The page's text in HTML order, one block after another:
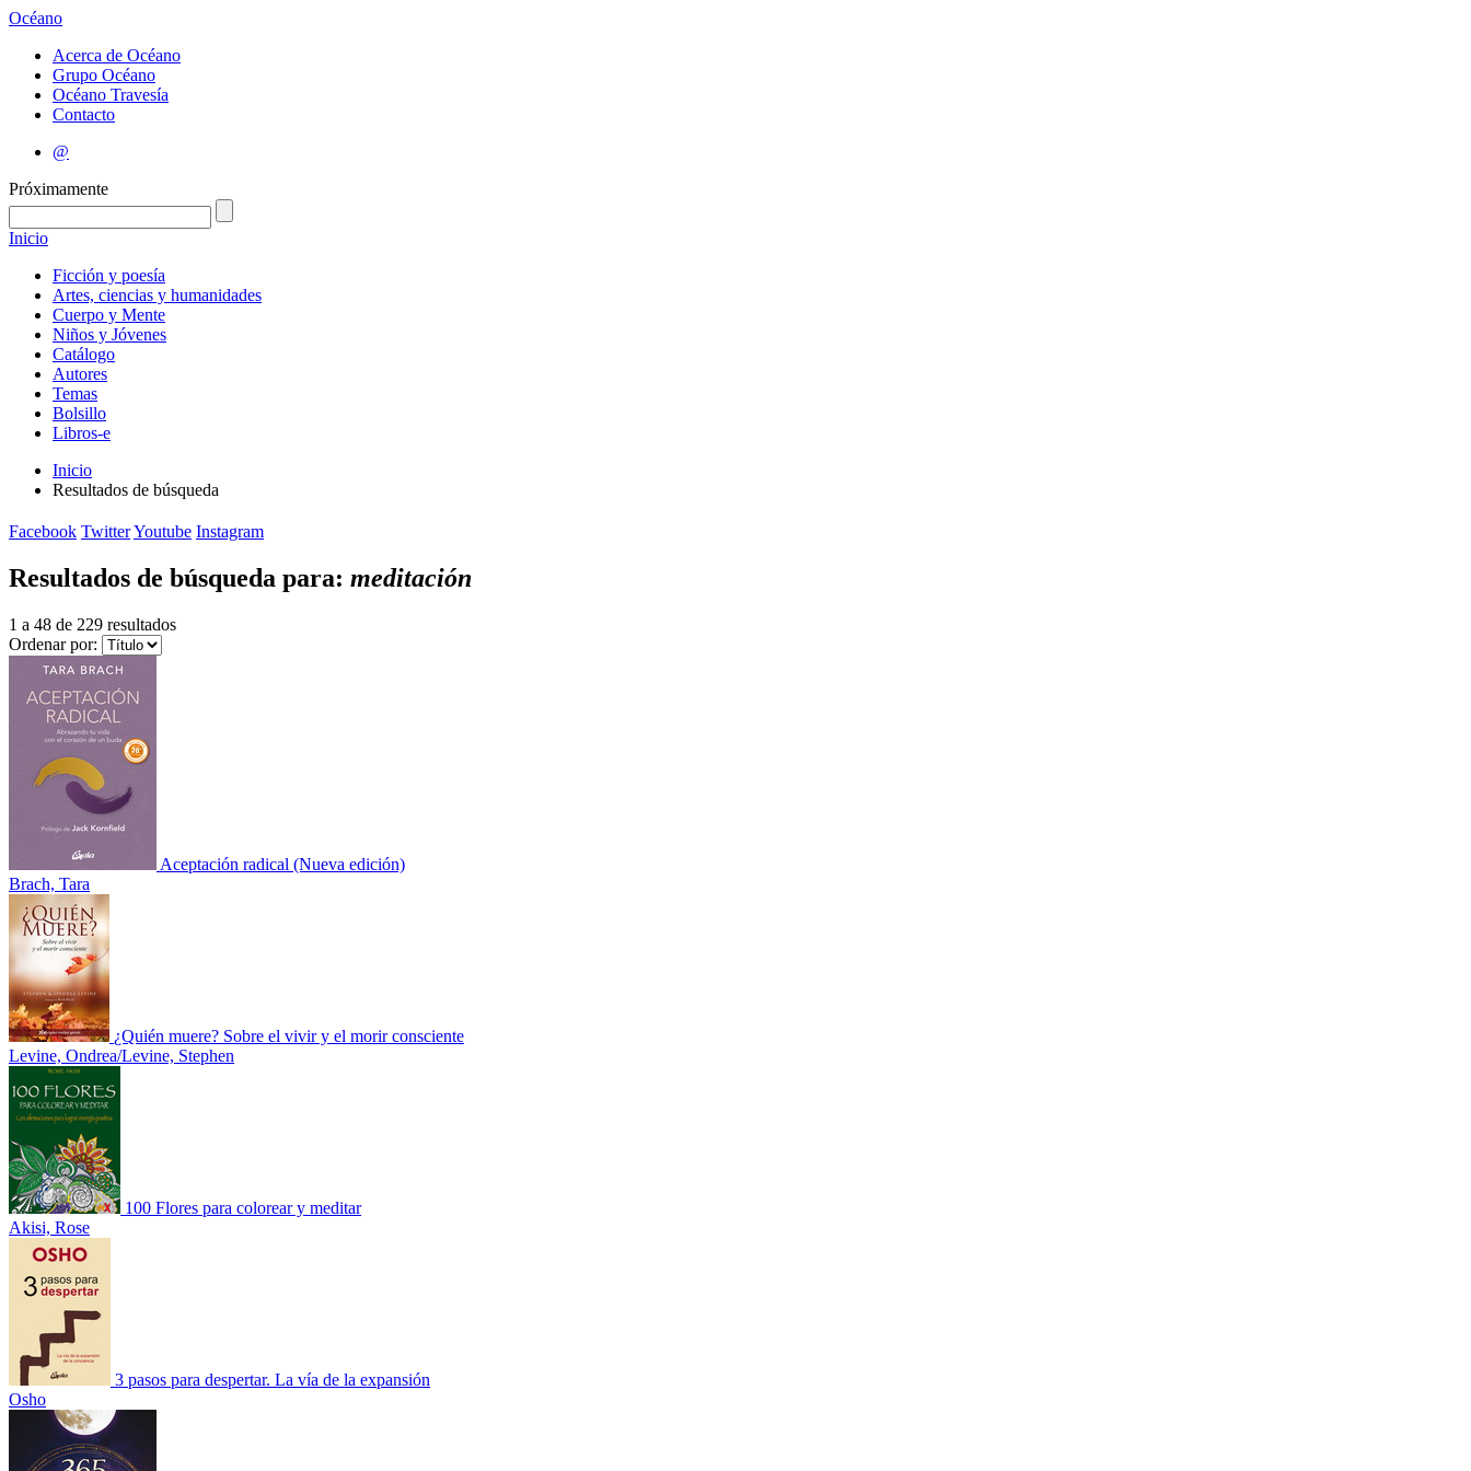
Océano
Acerca de Océano
Grupo Océano
Océano Travesía
Contacto
@
Próximamente
Inicio
Ficción y poesía
Artes, ciencias y humanidades
Cuerpo y Mente
Niños y Jóvenes
Catálogo
Autores
Temas
Bolsillo
Libros-e
Inicio
Resultados de búsqueda
Facebook TwitterYoutube Instagram
Resultados de búsqueda para: meditación
1 a 48 de 229 resultados
Ordenar por:
Aceptación radical (Nueva edición)
Brach, Tara
¿Quién muere? Sobre el vivir y el morir consciente
Levine, Ondrea/Levine, Stephen
100 Flores para colorear y meditar
Akisi, Rose
3 pasos para despertar. La vía de la expansión
Osho